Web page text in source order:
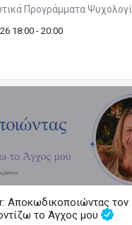
Προγράμματα
18:00 - 20:00
Αποκωδικοποιώντας τον
το Άγχος μου